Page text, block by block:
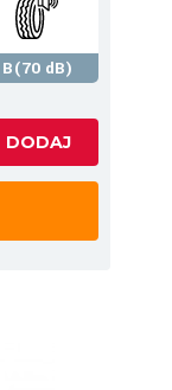
B(70 dB)